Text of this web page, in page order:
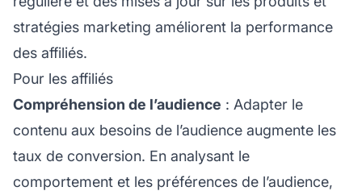
stratégies marketing améliorent la performance
des affiliés.
Pour les affiliés
Compréhension de l’audience : Adapter le
contenu aux besoins de l’audience augmente les
taux de conversion. En analysant le
comportement et les préférences de l’audience,